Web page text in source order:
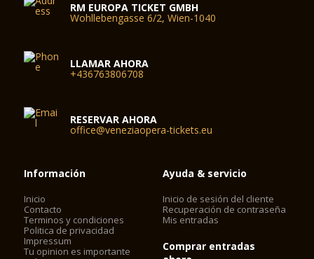
RM EUROPA TICKET GMBH
Wohllebengasse 6/2, Wien-1040
LLAMAR AHORA
+436763806708
RESERVAR AHORA
office@veneziaopera-tickets.eu
Información
Inicio
Contacto
Terminos y condiciones
Politica de privacidad
Impressum
Tu opinion es importante
Ayuda & servicio
Inicio de sesión del cliente
Recuperación de contraseña
Mis entradas
Comprar entradas